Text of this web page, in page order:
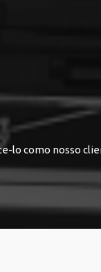
lo como nosso